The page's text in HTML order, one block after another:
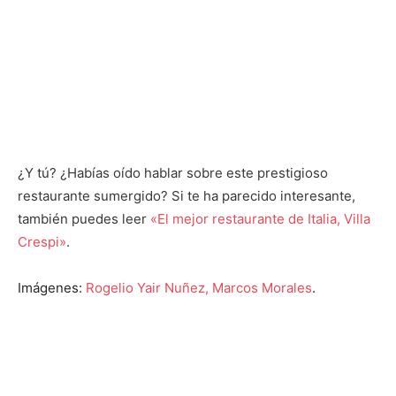
¿Y tú? ¿Habías oído hablar sobre este prestigioso
restaurante sumergido? Si te ha parecido interesante,
también puedes leer «El mejor restaurante de Italia, Villa
Crespi».
Imágenes: Rogelio Yair Nuñez, Marcos Morales.